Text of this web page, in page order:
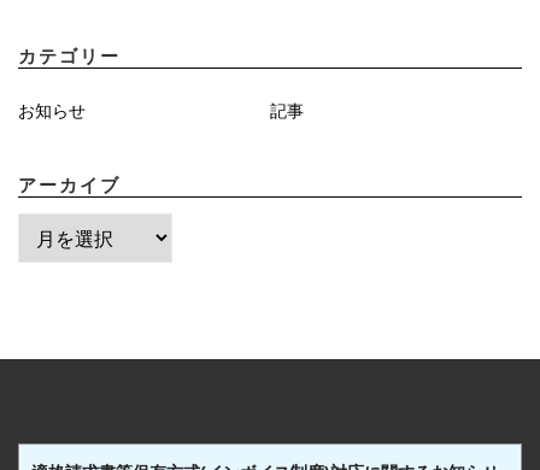
カテゴリー
お知らせ 記事
アーカイブ
ー
ブ